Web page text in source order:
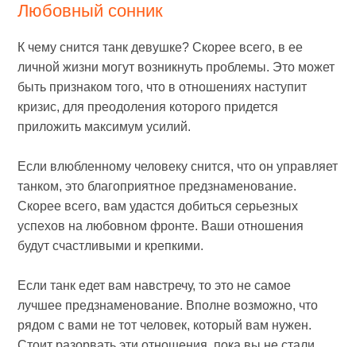
Любовный сонник
К чему снится танк девушке? Скорее всего, в ее
личной жизни могут возникнуть проблемы. Это может
быть признаком того, что в отношениях наступит
кризис, для преодоления которого придется
приложить максимум усилий.
Если влюбленному человеку снится, что он управляет
танком, это благоприятное предзнаменование.
Скорее всего, вам удастся добиться серьезных
успехов на любовном фронте. Ваши отношения
будут счастливыми и крепкими.
Если танк едет вам навстречу, то это не самое
лучшее предзнаменование. Вполне возможно, что
рядом с вами не тот человек, который вам нужен.